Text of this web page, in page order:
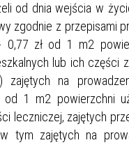
od dnia wejścia w
zgodnie z przepisami
zł od 1 m2
lub ich części
na
od 1 m2 powierzchni
leczniczej, zajętych
tym zajętych na